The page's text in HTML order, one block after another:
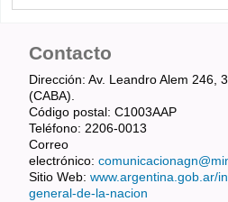
Contacto
Dirección: Av. Leandro Alem 246,
(CABA).
Código postal: C1003AAP
Teléfono: 2206-0013
Correo
electrónico:
Sitio Web: www.argentina.gob.ar/
general-de-la-nacion